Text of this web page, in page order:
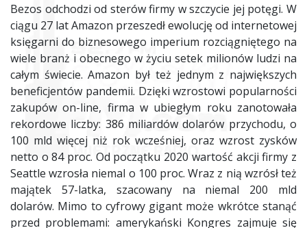
Bezos odchodzi od sterów firmy w szczycie jej potęgi. W
ciągu 27 lat Amazon przeszedł ewolucję od internetowej
księgarni do biznesowego imperium rozciągniętego na
wiele branż i obecnego w życiu setek milionów ludzi na
całym świecie. Amazon był też jednym z największych
beneficjentów pandemii. Dzięki wzrostowi popularności
zakupów on-line, firma w ubiegłym roku zanotowała
rekordowe liczby: 386 miliardów dolarów przychodu, o
100 mld więcej niż rok wcześniej, oraz wzrost zysków
netto o 84 proc. Od początku 2020 wartość akcji firmy z
Seattle wzrosła niemal o 100 proc. Wraz z nią wzrósł też
majątek 57-latka, szacowany na niemal 200 mld
dolarów. Mimo to cyfrowy gigant może wkrótce stanąć
przed problemami: amerykański Kongres zajmuje się